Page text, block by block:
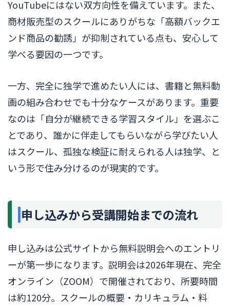
YouTubeにはない双方向性を備えています。また、
商材販売型のスクールにありがちな「高額バックエ
ンド商品の勧誘」が抑制されている点も、安心して
学べる要因の一つです。
一方、完全に独学で進めたい人には、書籍と無料動
画の組み合わせでも十分なケースがあります。重要
なのは「自分が継続できる学習スタイル」を選ぶこ
とであり、誰かに伴走してもらいながら学びたい人
はスクール、孤独な検証に耐えられる人は独学、と
いう形で住み分けるのが現実的です。
申し込みから受講開始までの流れ
申し込みは公式サイトから無料説明会へのエントリ
ーが第一歩になります。説明会は2026年現在、完全
オンライン（ZOOM）で開催されており、所要時間
は約120分。スクールの概要・カリキュラム・料